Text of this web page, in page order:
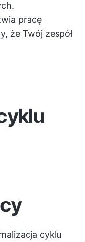
pracę
że Twój zespół
cyklu